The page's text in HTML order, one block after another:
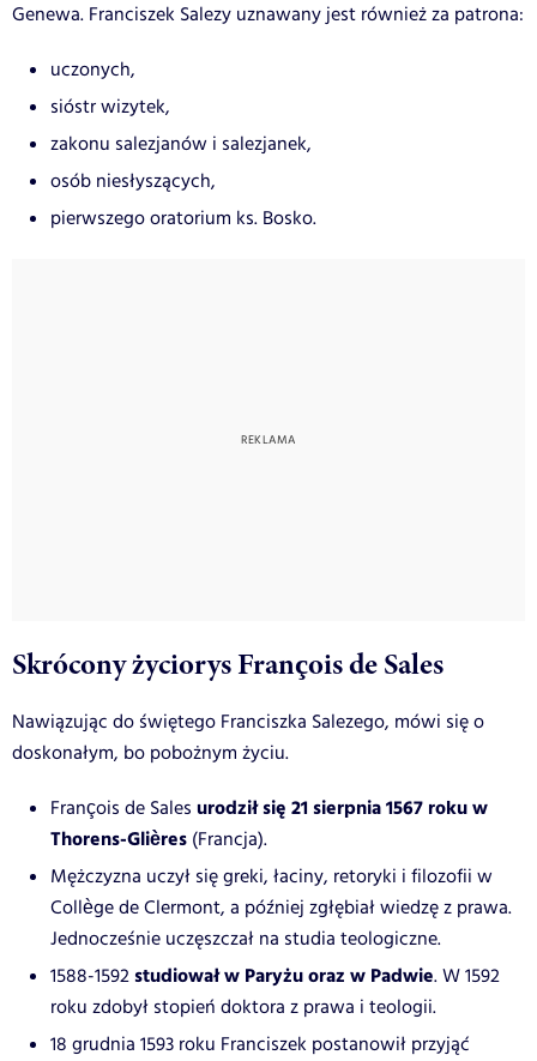
Genewa. Franciszek Salezy uznawany jest również za patrona:
uczonych,
sióstr wizytek,
zakonu salezjanów i salezjanek,
osób niesłyszących,
pierwszego oratorium ks. Bosko.
Skrócony życiorys François de Sales
Nawiązując do świętego Franciszka Salezego, mówi się o
doskonałym, bo pobożnym życiu.
François de Sales urodził się 21 sierpnia 1567 roku w
Thorens-Glières (Francja).
Mężczyzna uczył się greki, łaciny, retoryki i filozofii w
Collège de Clermont, a później zgłębiał wiedzę z prawa.
Jednocześnie uczęszczał na studia teologiczne.
1588-1592studiował w Paryżu oraz w Padwie. W 1592
roku zdobył stopień doktora z prawa i teologii.
18 grudnia 1593 roku Franciszek postanowił przyjąć